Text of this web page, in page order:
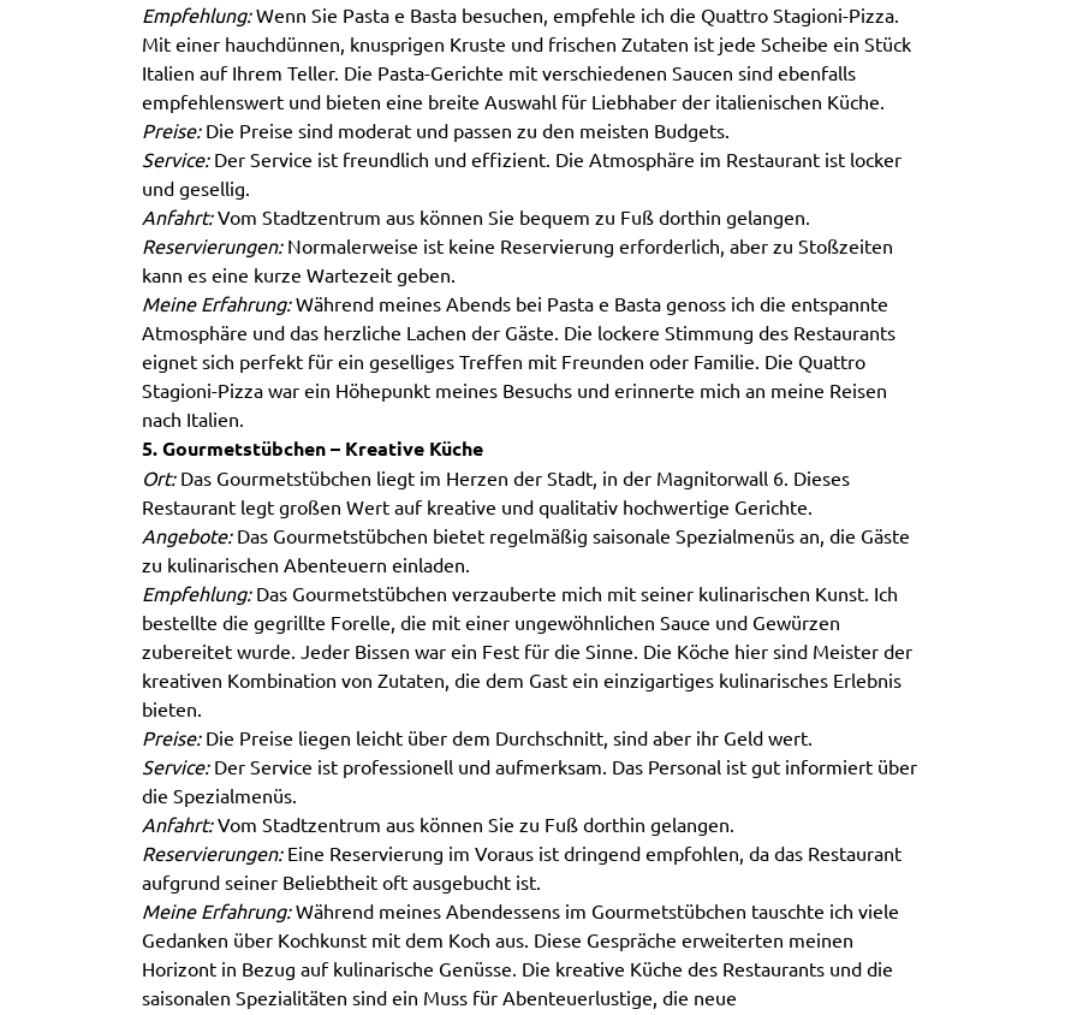
Empfehlung:Wenn Sie Pasta e Basta besuchen, empfehle ich die Quattro Stagioni-Pizza.
Mit einer hauchdünnen, knusprigen Kruste und frischen Zutaten ist jede Scheibe ein Stück
Italien auf Ihrem Teller. Die Pasta-Gerichte mit verschiedenen Saucen sind ebenfalls
empfehlenswert und bieten eine breite Auswahl für Liebhaber der italienischen Küche.
Preise:Die Preise sind moderat und passen zu den meisten Budgets.
Service:Der Service ist freundlich und effizient. Die Atmosphäre im Restaurant ist locker
und gesellig.
Anfahrt:Vom Stadtzentrum aus können Sie bequem zu Fuß dorthin gelangen.
Reservierungen:Normalerweise ist keine Reservierung erforderlich, aber zu Stoßzeiten
kann es eine kurze Wartezeit geben.
Meine Erfahrung:Während meines Abends bei Pasta e Basta genoss ich die entspannte
Atmosphäre und das herzliche Lachen der Gäste. Die lockere Stimmung des Restaurants
eignet sich perfekt für ein geselliges Treffen mit Freunden oder Familie. Die Quattro
Stagioni-Pizza war ein Höhepunkt meines Besuchs und erinnerte mich an meine Reisen
nach Italien.
5. Gourmetstübchen – Kreative Küche
Ort:Das Gourmetstübchen liegt im Herzen der Stadt, in der Magnitorwall 6. Dieses
Restaurant legt großen Wert auf kreative und qualitativ hochwertige Gerichte.
Angebote:Das Gourmetstübchen bietet regelmäßig saisonale Spezialmenüs an, die Gäste
zu kulinarischen Abenteuern einladen.
Empfehlung:Das Gourmetstübchen verzauberte mich mit seiner kulinarischen Kunst. Ich
bestellte die gegrillte Forelle, die mit einer ungewöhnlichen Sauce und Gewürzen
zubereitet wurde. Jeder Bissen war ein Fest für die Sinne. Die Köche hier sind Meister der
kreativen Kombination von Zutaten, die dem Gast ein einzigartiges kulinarisches Erlebnis
bieten.
Preise:Die Preise liegen leicht über dem Durchschnitt, sind aber ihr Geld wert.
Service:Der Service ist professionell und aufmerksam. Das Personal ist gut informiert über
die Spezialmenüs.
Anfahrt:Vom Stadtzentrum aus können Sie zu Fuß dorthin gelangen.
Reservierungen:Eine Reservierung im Voraus ist dringend empfohlen, da das Restaurant
aufgrund seiner Beliebtheit oft ausgebucht ist.
Meine Erfahrung:Während meines Abendessens im Gourmetstübchen tauschte ich viele
Gedanken über Kochkunst mit dem Koch aus. Diese Gespräche erweiterten meinen
Horizont in Bezug auf kulinarische Genüsse. Die kreative Küche des Restaurants und die
saisonalen Spezialitäten sind ein Muss für Abenteuerlustige, die neue